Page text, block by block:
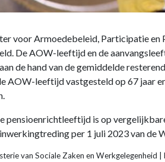
voor Armoedebeleid, Participatie
De AOW-leeftijd en de
de hand van de gemiddelde
AOW-leeftijd vastgesteld op 67 jaar
pensioenrichtleeftijd is op
per 1 juli 2023 van de
van Sociale Zaken en